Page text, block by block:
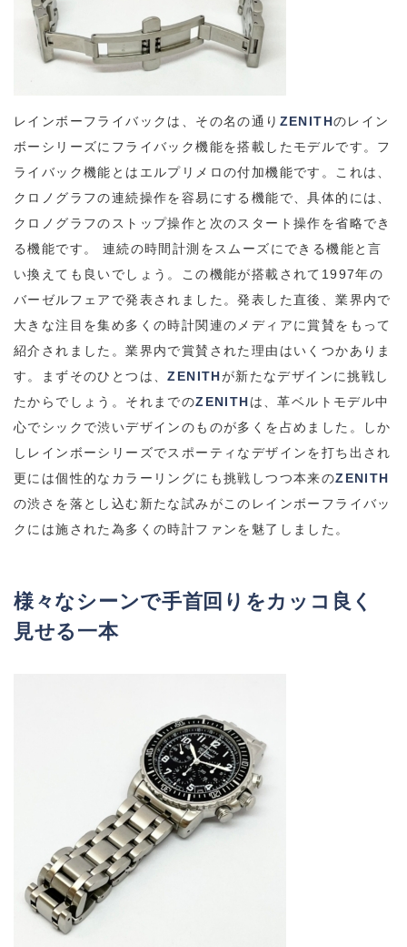
レインボーフライバックは、その名の通り ZENITHのレイン
ボーシリーズにフライバック機能を搭載したモデルです。フ
ライバック機能とはエルプリメロの付加機能です。これは、
クロノグラフの連続操作を容易にする機能で、具体的には、
クロノグラフのストップ操作と次のスタート操作を省略でき
る機能です。 連続の時間計測をスムーズにできる機能と言
い換えても良いでしょう。この機能が搭載されて 1997年の
バーゼルフェアで発表されました。発表した直後、業界内で
大きな注目を集め多くの時計関連のメディアに賞賛をもって
紹介されました。業界内で賞賛された理由はいくつかありま
す。まずそのひとつは、ZENITHが新たなデザインに挑戦し
たからでしょう。それまでのZENITHは、革ベルトモデル中
心でシックで渋いデザインのものが多くを占めました。しか
しレインボーシリーズでスポーティなデザインを打ち出され
更には個性的なカラーリングにも挑戦しつつ本来のZENITH
の渋さを落とし込む新たな試みがこのレインボーフライバッ
クには施された為多くの時計ファンを魅了しました。
様々なシーンで手首回りをカッコ良く
見せる一本